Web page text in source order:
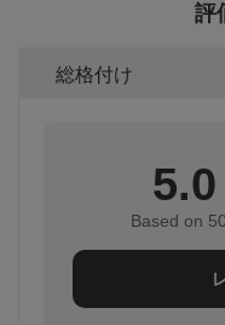
評
総格付け
5.0
Based on